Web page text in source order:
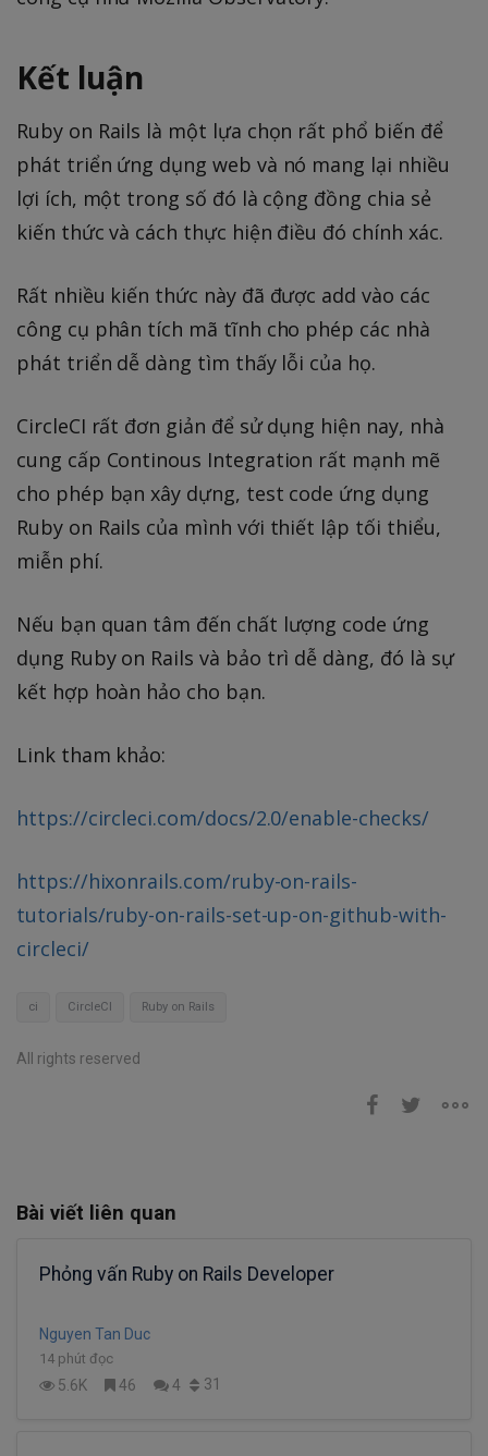
Kết luận
Ruby on Rails là một lựa chọn rất phổ biến để
phát triển ứng dụng web và nó mang lại nhiều
lợi ích, một trong số đó là cộng đồng chia sẻ
kiến thức và cách thực hiện điều đó chính xác.
Rất nhiều kiến thức này đã được add vào các
công cụ phân tích mã tĩnh cho phép các nhà
phát triển dễ dàng tìm thấy lỗi của họ.
CircleCI rất đơn giản để sử dụng hiện nay, nhà
cung cấp Continous Integration rất mạnh mẽ
cho phép bạn xây dựng, test code ứng dụng
Ruby on Rails của mình với thiết lập tối thiểu,
miễn phí.
Nếu bạn quan tâm đến chất lượng code ứng
dụng Ruby on Rails và bảo trì dễ dàng, đó là sự
kết hợp hoàn hảo cho bạn.
Link tham khảo:
https://circleci.com/docs/2.0/enable-checks/
https://hixonrails.com/ruby-on-rails-
tutorials/ruby-on-rails-set-up-on-github-with-
circleci/
ci CircleCI Ruby on Rails
All rights reserved
Bài viết liên quan
Phỏng vấn Ruby on Rails Developer
Nguyen Tan Duc
14 phút đọc
5.6K 46 4 31